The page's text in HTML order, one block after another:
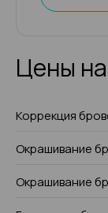
Цены
Коррекция
Окрашивание
Окрашивание